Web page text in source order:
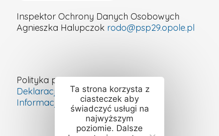
Inspektor Ochrony Danych Osobowych
Agnieszka Halupczok rodo@psp29.opole.pl
Polityka prywatności
Deklaracja dostępności cyfrowej
Informacje o szkole – ETR
Ta strona korzysta z
ciasteczek aby
świadczyć usługi na
najwyższym
poziomie. Dalsze